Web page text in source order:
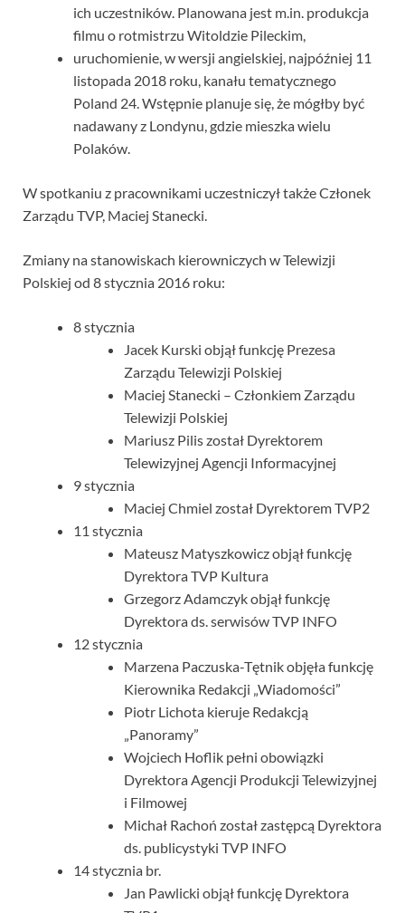
ich uczestników. Planowana jest m.in. produkcja
filmu o rotmistrzu Witoldzie Pileckim,
uruchomienie, w wersji angielskiej, najpóźniej 11
listopada 2018 roku, kanału tematycznego
Poland 24. Wstępnie planuje się, że mógłby być
nadawany z Londynu, gdzie mieszka wielu
Polaków.
W spotkaniu z pracownikami uczestniczył także Członek
Zarządu TVP, Maciej Stanecki.
Zmiany na stanowiskach kierowniczych w Telewizji
Polskiej od 8 stycznia 2016 roku:
8 stycznia
Jacek Kurski objął funkcję Prezesa
Zarządu Telewizji Polskiej
Maciej Stanecki – Członkiem Zarządu
Telewizji Polskiej
Mariusz Pilis został Dyrektorem
Telewizyjnej Agencji Informacyjnej
9 stycznia
Maciej Chmiel został Dyrektorem TVP2
11 stycznia
Mateusz Matyszkowicz objął funkcję
Dyrektora TVP Kultura
Grzegorz Adamczyk objął funkcję
Dyrektora ds. serwisów TVP INFO
12 stycznia
Marzena Paczuska-Tętnik objęła funkcję
Kierownika Redakcji „Wiadomości”
Piotr Lichota kieruje Redakcją
„Panoramy”
Wojciech Hoflik pełni obowiązki
Dyrektora Agencji Produkcji Telewizyjnej
i Filmowej
Michał Rachoń został zastępcą Dyrektora
ds. publicystyki TVP INFO
14 stycznia br.
Jan Pawlicki objął funkcję Dyrektora